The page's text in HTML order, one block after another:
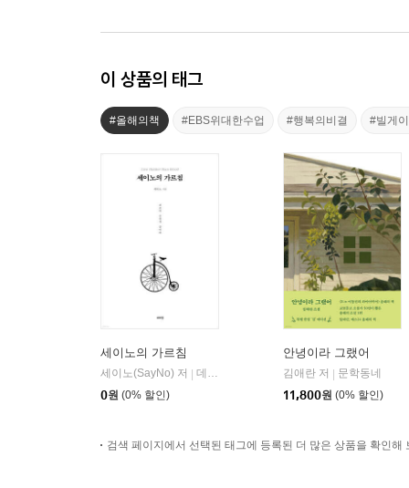
이 상품의 태그
#올해의책 #EBS위대한수업 #행복의비결 #빌게
세이노의 가르침
세이노(SayNo) 저
데이원
0원 (0% 할인)
안녕이라 그랬어
김애란 저
문학동네
11,800원 (0% 할인)
검색 페이지에서 선택된 태그에 등록된 더 많은 상품을 확인해